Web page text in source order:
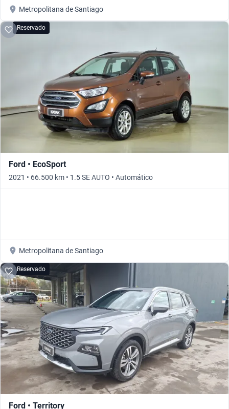
Metropolitana de Santiago
Reservado
Ford • EcoSport
2021 • 66.500 km • 1.5 SE AUTO • Automático
Metropolitana de Santiago
Reservado
Ford • Territory